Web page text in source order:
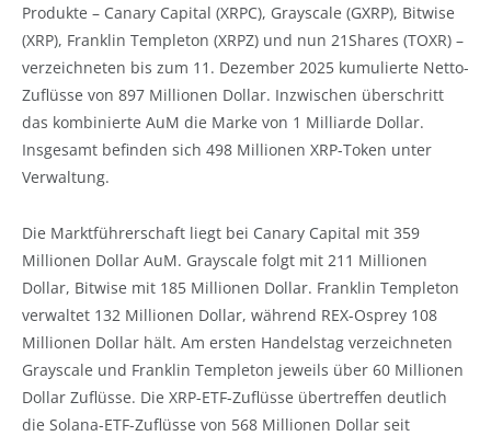
Produkte – Canary Capital (XRPC), Grayscale (GXRP), Bitwise
(XRP), Franklin Templeton (XRPZ) und nun 21Shares (TOXR) –
verzeichneten bis zum 11. Dezember 2025 kumulierte Netto-
Zuflüsse von 897 Millionen Dollar. Inzwischen überschritt
das kombinierte AuM die Marke von 1 Milliarde Dollar.
Insgesamt befinden sich 498 Millionen XRP-Token unter
Verwaltung.
Die Marktführerschaft liegt bei Canary Capital mit 359
Millionen Dollar AuM. Grayscale folgt mit 211 Millionen
Dollar, Bitwise mit 185 Millionen Dollar. Franklin Templeton
verwaltet 132 Millionen Dollar, während REX-Osprey 108
Millionen Dollar hält. Am ersten Handelstag verzeichneten
Grayscale und Franklin Templeton jeweils über 60 Millionen
Dollar Zuflüsse. Die XRP-ETF-Zuflüsse übertreffen deutlich
die Solana-ETF-Zuflüsse von 568 Millionen Dollar seit